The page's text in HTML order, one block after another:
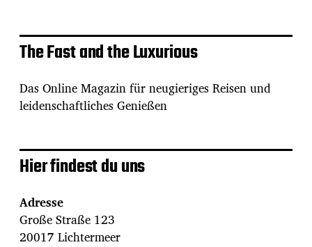
The Fast and the Luxurious
Das Online Magazin für neugieriges Reisen und
leidenschaftliches Genießen
Hier findest du uns
Adresse
Große Straße 123
20017 Lichtermeer